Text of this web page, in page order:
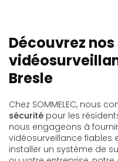
Découvrez
Bresle
Chez SOMMELEC, nous
sécurité pour les
nous engageons à
vidéosurveillance fiables
installer un système de